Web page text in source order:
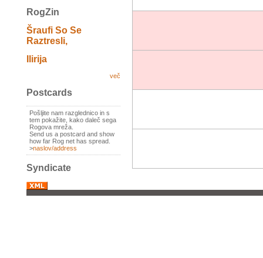
RogZin
Šraufi So Se
Raztresli,
Ilirija
več
Postcards
Pošljite nam razglednico in s
tem pokažite, kako daleč sega
Rogova mreža.
Send us a postcard and show
how far Rog net has spread.
>naslov/address
Syndicate